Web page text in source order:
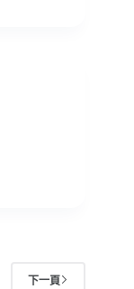
下一頁